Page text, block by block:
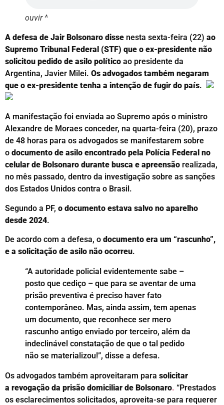
ouvir ^
A defesa de Jair Bolsonaro disse nesta sexta-feira (22) ao
Supremo Tribunal Federal (STF) que o ex-presidente não
solicitou pedido de asilo político ao presidente da
Argentina, Javier Milei. Os advogados também negaram
que o ex-presidente tenha a intenção de fugir do país.
A manifestação foi enviada ao Supremo após o ministro
Alexandre de Moraes conceder, na quarta-feira (20), prazo
de 48 horas para os advogados se manifestarem sobre
o documento de asilo encontrado pela Polícia Federal no
celular de Bolsonaro durante busca e apreensão realizada,
no mês passado, dentro da investigação sobre as sanções
dos Estados Unidos contra o Brasil.
Segundo a PF, o documento estava salvo no aparelho
desde 2024.
De acordo com a defesa, o documento era um “rascunho”,
e a solicitação de asilo não ocorreu.
“A autoridade policial evidentemente sabe –
posto que cediço – que para se aventar de uma
prisão preventiva é preciso haver fato
contemporâneo. Mas, ainda assim, tem apenas
um documento, que reconhece ser mero
rascunho antigo enviado por terceiro, além da
indeclinável constatação de que o tal pedido
não se materializou!”, disse a defesa.
Os advogados também aproveitaram para solicitar
a revogação da prisão domiciliar de Bolsonaro. “Prestados
os esclarecimentos solicitados, aproveita-se para requerer